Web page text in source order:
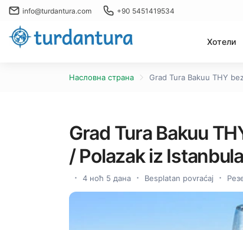
info@turdantura.com +90 5451419534
Хотели
Насловна страна Grad Tura Bakuu THY
Grad Tura Bakuu
/ Polazak iz Istanbula
4 ноћ 5 дана Besplatan povraćaj